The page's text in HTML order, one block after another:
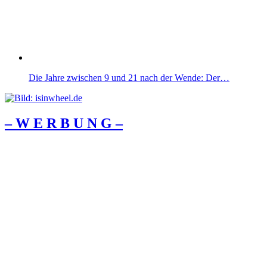
Die Jahre zwischen 9 und 21 nach der Wende: Der…
– W Ε R Β U Ν G –